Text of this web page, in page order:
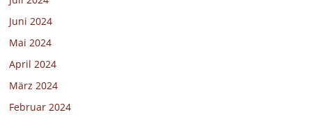
Juni 2024
Mai 2024
April 2024
März 2024
Februar 2024